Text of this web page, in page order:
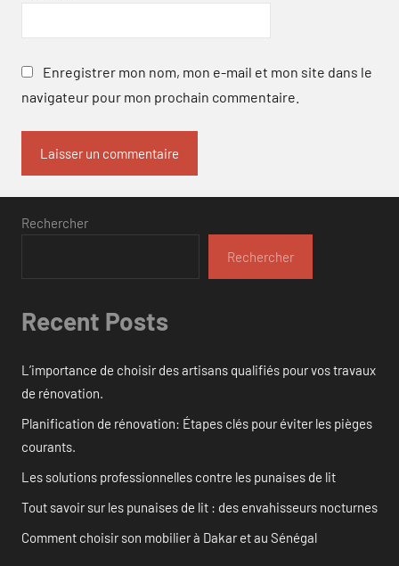
Enregistrer mon nom, mon e-mail et mon site dans le
navigateur pour mon prochain commentaire.
Rechercher
Rechercher
Recent Posts
L’importance de choisir des artisans qualifiés pour vos travaux
de rénovation.
Planification de rénovation: Étapes clés pour éviter les pièges
courants.
Les solutions professionnelles contre les punaises de lit
Tout savoir sur les punaises de lit : des envahisseurs nocturnes
Comment choisir son mobilier à Dakar et au Sénégal